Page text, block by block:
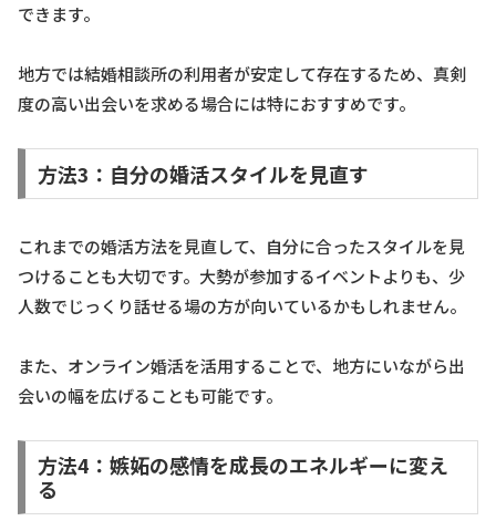
できます。
地方では結婚相談所の利用者が安定して存在するため、真剣
度の高い出会いを求める場合には特におすすめです。
方法3：自分の婚活スタイルを見直す
これまでの婚活方法を見直して、自分に合ったスタイルを見
つけることも大切です。大勢が参加するイベントよりも、少
人数でじっくり話せる場の方が向いているかもしれません。
また、オンライン婚活を活用することで、地方にいながら出
会いの幅を広げることも可能です。
方法4：嫉妬の感情を成長のエネルギーに変え
る